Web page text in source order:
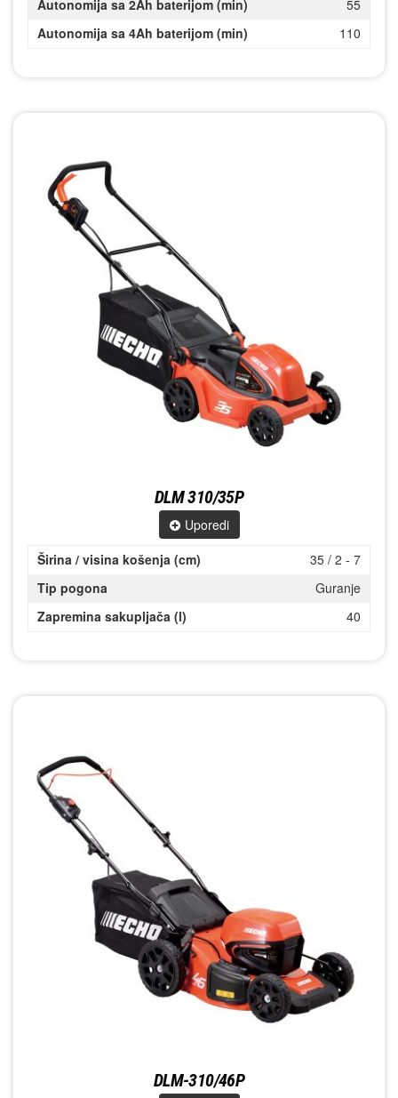
Autonomija sa 2Ah baterijom (min)
55
Autonomija sa 4Ah baterijom (min)
110
DLM 310/35P
Uporedi
Širina / visina košenja (cm)
35 / 2 - 7
Tip pogona
Guranje
Zapremina sakupljača (l)
40
DLM-310/46P